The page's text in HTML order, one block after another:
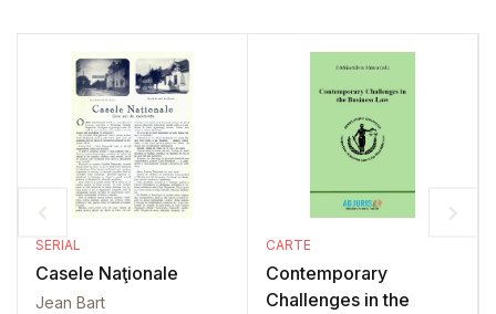
SERIAL
Casele Naţionale
Jean Bart
CARTE
Contemporary
Challenges in the